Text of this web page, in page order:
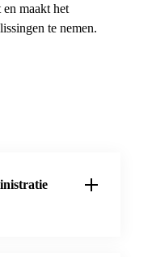
maakt het
te nemen.